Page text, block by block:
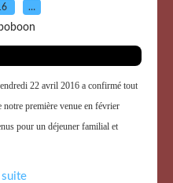
…
22 avril 2016 a confirmé tout
notre première venue en février
pour un déjeuner familial et
suite